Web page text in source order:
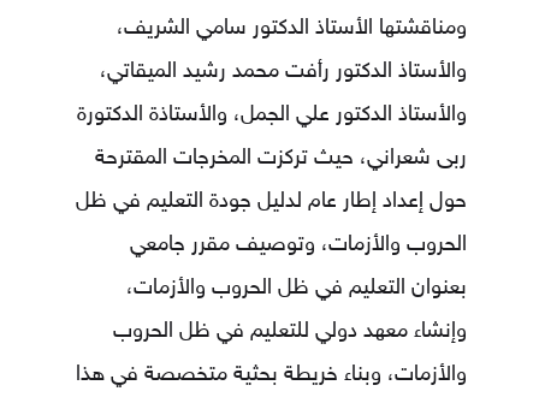
ومناقشتها الأستاذ الدكتور سامي الشريف،
والأستاذ الدكتور رأفت محمد رشيد الميقاتي،
والأستاذ الدكتور علي الجمل، والأستاذة الدكتورة
ربى شعراني، حيث تركزت المخرجات المقترحة
حول إعداد إطار عام لدليل جودة التعليم في ظل
الحروب والأزمات، وتوصيف مقرر جامعي
بعنوان التعليم في ظل الحروب والأزمات،
وإنشاء معهد دولي للتعليم في ظل الحروب
والأزمات، وبناء خريطة بحثية متخصصة في هذا